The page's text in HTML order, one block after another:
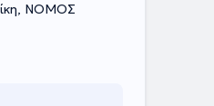
ΝΟΜΟΣ